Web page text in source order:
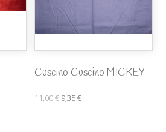
Cuscino Cuscino MICKEY
11,00 € 9,35 €